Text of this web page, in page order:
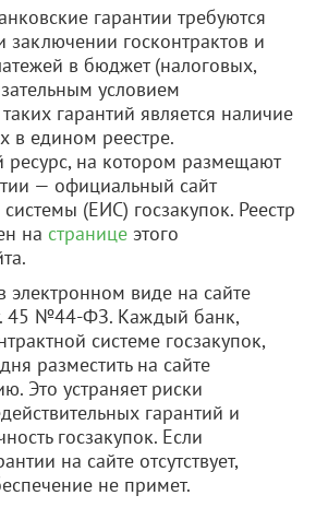
гарантии требуются
заключении госконтрактов и
в бюджет (налоговых,
условием
гарантий является наличие
в едином реестре.
на котором размещают
— официальный сайт
(ЕИС) госзакупок. Реестр
на странице этого
электронном виде на сайте
45 №44-ФЗ. Каждый банк,
системе госзакупок,
разместить на сайте
Это устраняет риски
гарантий и
госзакупок. Если
на сайте отсутствует,
не примет.